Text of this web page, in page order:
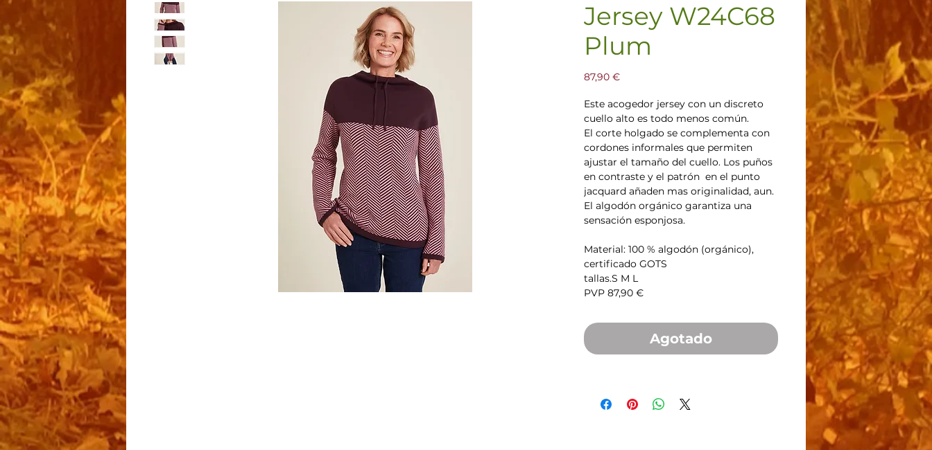
Jersey W24C68
Plum
87,90 €Precio
Este acogedor jersey con un discreto
cuello alto es todo menos común.
El corte holgado se complementa con
cordones informales que permiten
ajustar el tamaño del cuello. Los puños
en contraste y el patrón en el punto
jacquard añaden mas originalidad, aun.
El algodón orgánico garantiza una
sensación esponjosa.
Material: 100 % algodón (orgánico),
certificado GOTS
tallas.S M L
PVP 87,90 €
Agotado